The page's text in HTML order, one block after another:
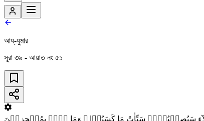
আয্‌-যুমার
সূরা ৩৯ - আয়াত নং ৫১
سَیُصِیۡبُہُمۡ سَیِّاٰتُ مَا کَسَبُوۡا ۙ وَمَا ہُمۡ بِمُعۡجِزِیۡنَ